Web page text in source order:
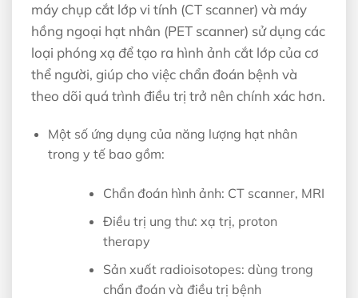
máy chụp cắt lớp vi tính (CT scanner) và máy
hồng ngoại hạt nhân (PET scanner) sử dụng các
loại phóng xạ để tạo ra hình ảnh cắt lớp của cơ
thể người, giúp cho việc chẩn đoán bệnh và
theo dõi quá trình điều trị trở nên chính xác hơn.
Một số ứng dụng của năng lượng hạt nhân
trong y tế bao gồm:
Chẩn đoán hình ảnh: CT scanner, MRI
Điều trị ung thư: xạ trị, proton
therapy
Sản xuất radioisotopes: dùng trong
chẩn đoán và điều trị bệnh